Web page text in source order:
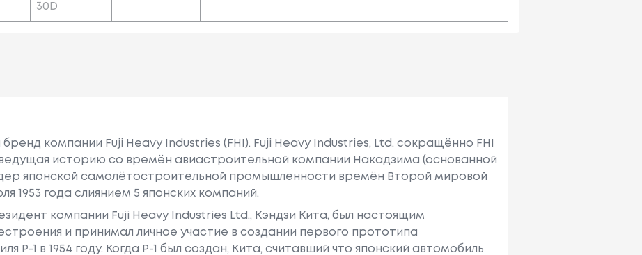
30D
компании Fuji Heavy Industries (FHI). Fuji Heavy Industries, Ltd. сокращённо FHI
историю со времён авиастроительной компании Накадзима (основанной
японской самолётостроительной промышленности времён Второй мировой
1953 года слиянием 5 японских компаний.
компании Fuji Heavy Industries Ltd., Кэндзи Кита, был настоящим
и принимал личное участие в создании первого прототипа
Р-1 в 1954 году. Когда P-1 был создан, Кита, считавший что японский автомобиль